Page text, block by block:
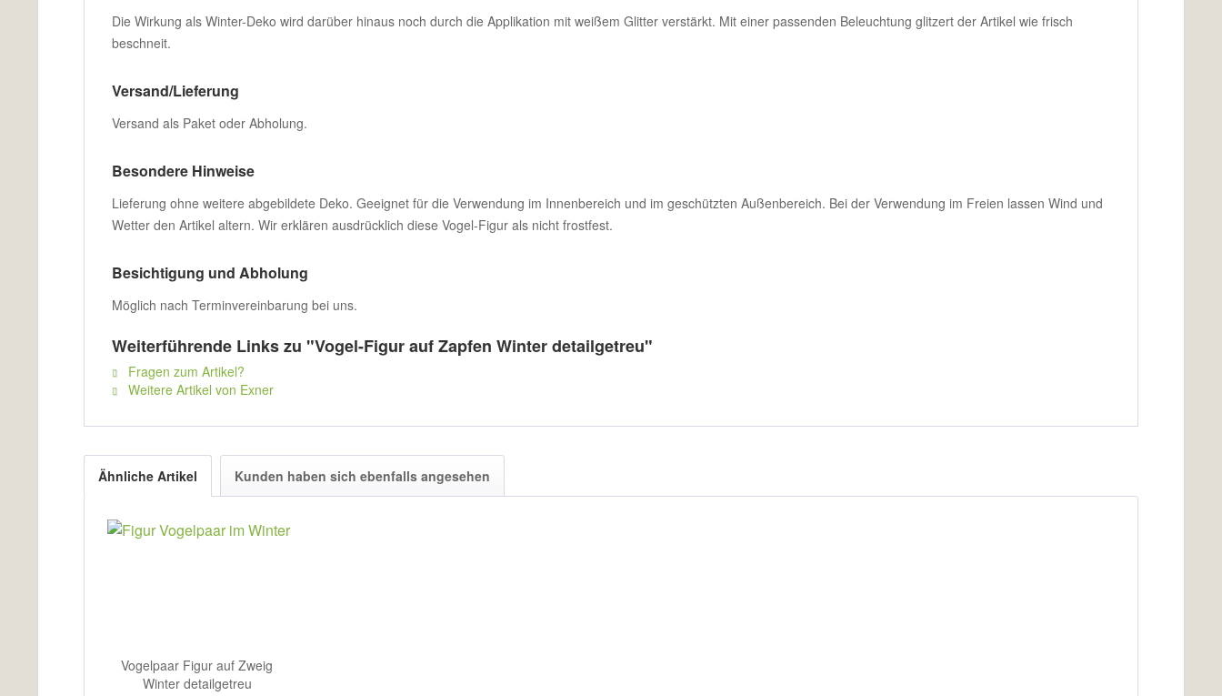
Die Wirkung als Winter-Deko wird darüber hinaus noch durch die Applikation mit weißem Glitter verstärkt. Mit einer passenden Beleuchtung glitzert der Artikel wie frisch
beschneit.
Versand/Lieferung
Versand als Paket oder Abholung.
Besondere Hinweise
Lieferung ohne weitere abgebildete Deko. Geeignet für die Verwendung im Innenbereich und im geschützten Außenbereich. Bei der Verwendung im Freien lassen Wind und
Wetter den Artikel altern. Wir erklären ausdrücklich diese Vogel-Figur als nicht frostfest.
Besichtigung und Abholung
Möglich nach Terminvereinbarung bei uns.
Weiterführende Links zu "Vogel-Figur auf Zapfen Winter detailgetreu"
Fragen zum Artikel?
Weitere Artikel von Exner
Ähnliche Artikel Kunden haben sich ebenfalls angesehen
Vogelpaar Figur auf Zweig
Winter detailgetreu